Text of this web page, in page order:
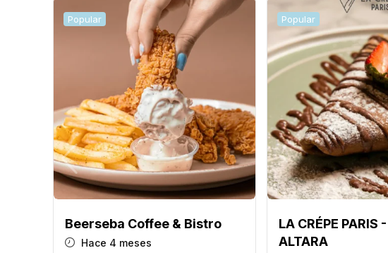
Popular
Beerseba Coffee & Bistro
Hace 4 meses
Popular
LA CRÉPE PARIS
ALTARA